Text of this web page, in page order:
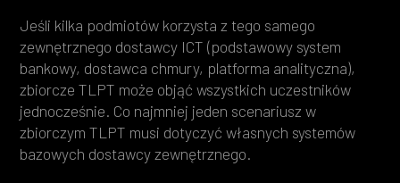
Jeśli kilka podmiotów korzysta z tego samego
zewnętrznego dostawcy ICT (podstawowy system
bankowy, dostawca chmury, platforma analityczna),
zbiorcze TLPT może objąć wszystkich uczestników
jednocześnie. Co najmniej jeden scenariusz w
zbiorczym TLPT musi dotyczyć własnych systemów
bazowych dostawcy zewnętrznego.